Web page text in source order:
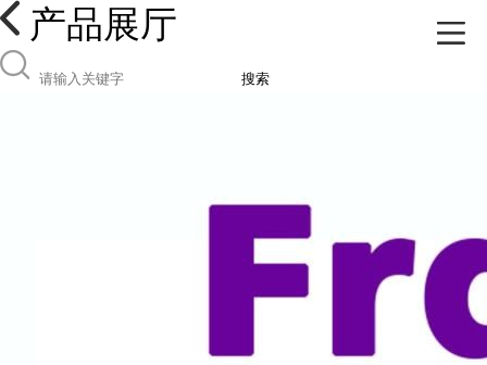
产品展厅
搜索